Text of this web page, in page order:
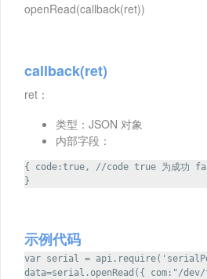
openRead(callback(ret))
callback(ret)
ret：
类型：JSON 对象
内部字段：
{ code:true, //code true 为成功
}
示例代码
var serial =
data=serial.openRead({ com:"/